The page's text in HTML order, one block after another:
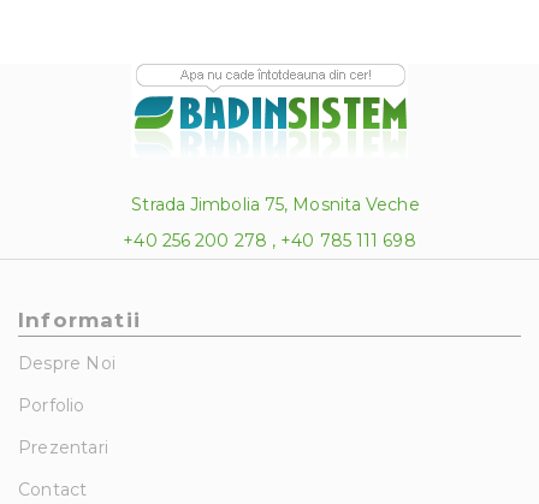
Strada Jimbolia 75, Mosnita Veche
+40 256 200 278 , +40 785 111 698
Informatii
Despre Noi
Porfolio
Prezentari
Contact